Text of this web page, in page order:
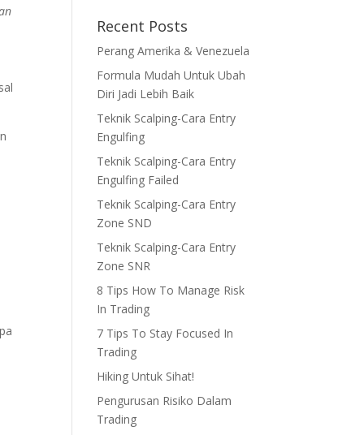
Recent Posts
Perang Amerika & Venezuela
Formula Mudah Untuk Ubah
Diri Jadi Lebih Baik
Teknik Scalping-Cara Entry
Engulfing
Teknik Scalping-Cara Entry
Engulfing Failed
Teknik Scalping-Cara Entry
Zone SND
Teknik Scalping-Cara Entry
Zone SNR
8 Tips How To Manage Risk
In Trading
7 Tips To Stay Focused In
Trading
Hiking Untuk Sihat!
Pengurusan Risiko Dalam
Trading